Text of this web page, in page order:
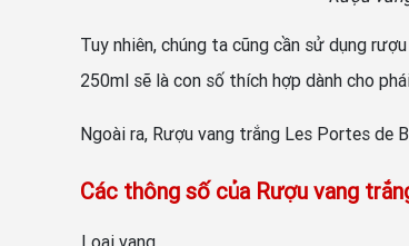
Tuy nhiên, chúng ta cũng cần sử dụng
250ml sẽ là con số thích hợp dành cho
Ngoài ra, Rượu vang trắng Les Portes de
Các thông số của Rượu vang